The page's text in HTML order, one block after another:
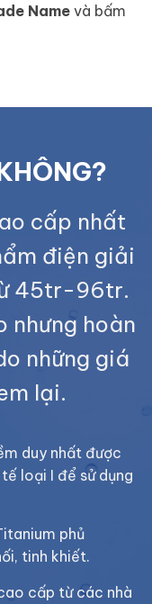
Namevà bấm
cấp nhất
điện giải
45tr-96tr.
nhưng hoàn
những giá
lại.
duy nhất được
loại I để sử dụng
phủ
tinh khiết.
cấp từ các nhà